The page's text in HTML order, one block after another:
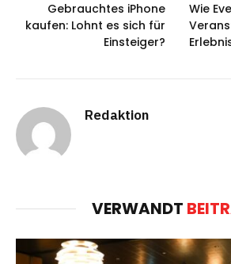
Gebrauchtes iPhone
kaufen: Lohnt es sich für
Einsteiger?
Wie
Redaktion
VERWANDT